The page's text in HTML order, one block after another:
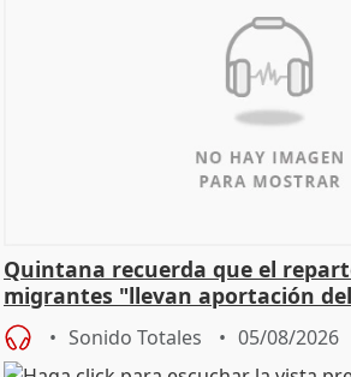
Quintana recuerda que el
migrantes "llevan aportación
central
Sonido Totales 05/08/2026